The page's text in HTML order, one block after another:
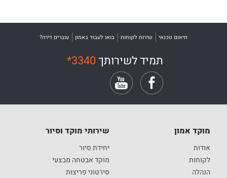
תיאום טכנאי שירות לקוחות בואו לעבוד באמון עוברים דירה?
תמיד לשירותך*3340
מוקד אמון
אודות
לקוחות
הנהלה
שירותי מוקד וסיור
יחידת סיור
מוקד אבטחה מבצעי
סירטוני פריצות